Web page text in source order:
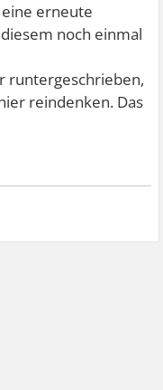
eine erneute
noch einmal
runtergeschrieben,
reindenken. Das